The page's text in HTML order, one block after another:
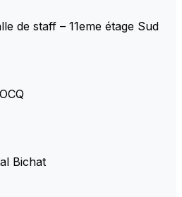
de staff – 11eme étage Sud
Bichat